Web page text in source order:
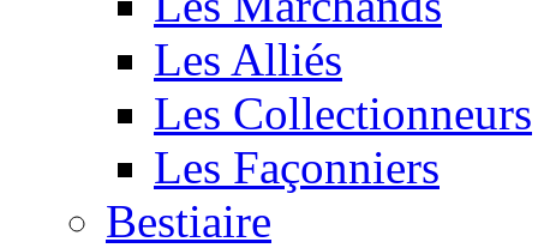
Les Alliés
Les Collectionneurs
Les Façonniers
Bestiaire